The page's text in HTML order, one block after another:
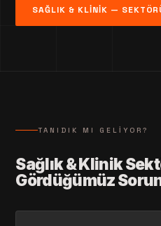
SAĞLIK & KLINIK —
TANIDIK MI GELIYOR?
Sağlık & Klinik
Gördüğümüz